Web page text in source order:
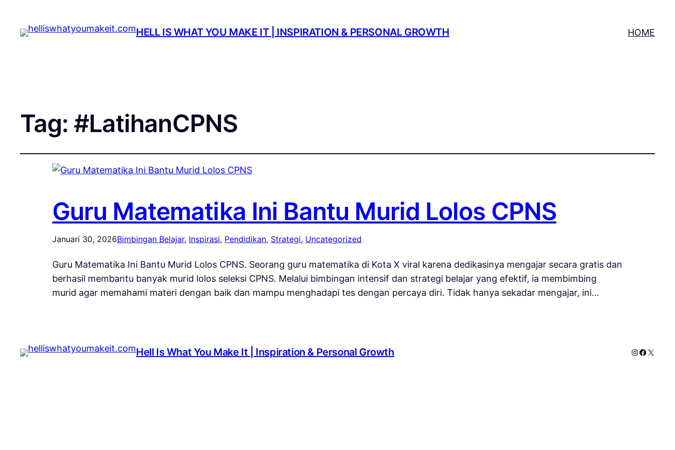
HELL IS WHAT YOU MAKE IT | INSPIRATION & PERSONAL GROWTH HOME
Tag:#LatihanCPNS
Guru Matematika Ini Bantu Murid Lolos CPNS
Januari 30, 2026Bimbingan Belajar, Inspirasi, Pendidikan, Strategi, Uncategorized
Guru Matematika Ini Bantu Murid Lolos CPNS. Seorang guru matematika di Kota X viral karena dedikasinya mengajar secara gratis dan
berhasil membantu banyak murid lolos seleksi CPNS. Melalui bimbingan intensif dan strategi belajar yang efektif, ia membimbing
murid agar memahami materi dengan baik dan mampu menghadapi tes dengan percaya diri. Tidak hanya sekadar mengajar, ini…
Hell Is What You Make It | Inspiration & Personal Growth Instagram
X